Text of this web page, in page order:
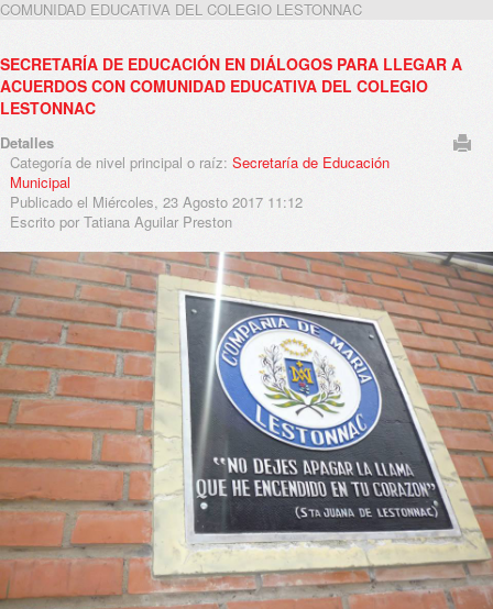
COMUNIDAD EDUCATIVA DEL COLEGIO LESTONNAC
SECRETARÍA DE EDUCACIÓN EN DIÁLOGOS PARA LLEGAR A
ACUERDOS CON COMUNIDAD EDUCATIVA DEL COLEGIO
LESTONNAC
Detalles
Categoría de nivel principal o raíz: Secretaría de Educación
Municipal
Publicado el Miércoles, 23 Agosto 2017 11:12
Escrito por Tatiana Aguilar Preston